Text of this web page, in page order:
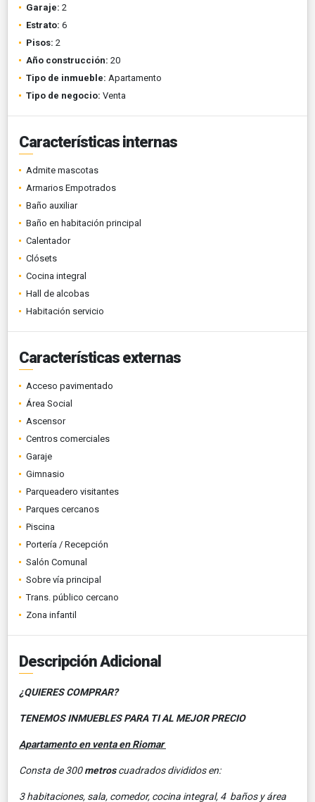
Garaje: 2
Estrato: 6
Pisos: 2
Año construcción: 20
Tipo de inmueble: Apartamento
Tipo de negocio: Venta
Características internas
Admite mascotas
Armarios Empotrados
Baño auxiliar
Baño en habitación principal
Calentador
Clósets
Cocina integral
Hall de alcobas
Habitación servicio
Características externas
Acceso pavimentado
Área Social
Ascensor
Centros comerciales
Garaje
Gimnasio
Parqueadero visitantes
Parques cercanos
Piscina
Portería / Recepción
Salón Comunal
Sobre vía principal
Trans. público cercano
Zona infantil
Descripción Adicional
¿QUIERES COMPRAR?
TENEMOS INMUEBLES PARA TI AL MEJOR PRECIO
Apartamento en venta en Riomar
Consta de 300metroscuadrados divididos en:
3 habitaciones, sala, comedor, cocina integral, 4 baños y área